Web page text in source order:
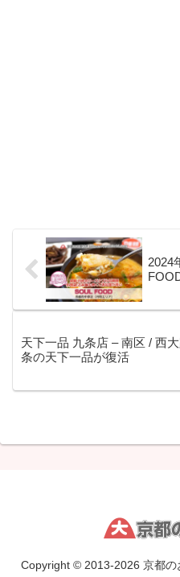
2024
天下一品 九条店 – 南区 / 西
条の天下一品が復活
Copyright © 2013-2026 京都の